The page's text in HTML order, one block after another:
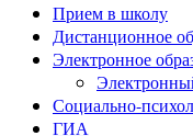
Прием в школу
Дистанционное
Электронное
Социально-
ГИА